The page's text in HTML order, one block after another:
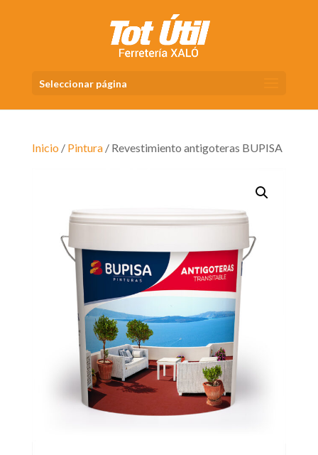
Seleccionar página
Inicio / Pintura/ Revestimiento antigoteras BUPISA